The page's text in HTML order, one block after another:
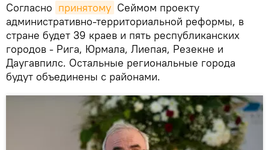
Согласно принятому Сеймом проекту
административно-территориальной реформы, в
стране будет 39 краев и пять республиканских
городов - Рига, Юрмала, Лиепая, Резекне и
Даугавпилс. Остальные региональные города
будут объединены с районами.